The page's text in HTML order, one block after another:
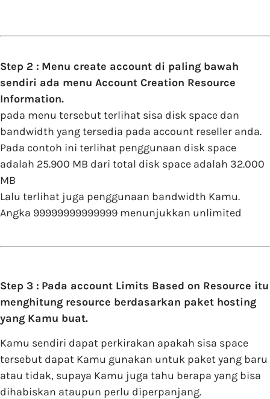
Step 2 : Menu create account di paling bawah
sendiri ada menu Account Creation Resource
Information.
pada menu tersebut terlihat sisa disk space dan
bandwidth yang tersedia pada account reseller anda.
Pada contoh ini terlihat penggunaan disk space
adalah 25.900 MB dari total disk space adalah 32.000
MB
Lalu terlihat juga penggunaan bandwidth Kamu.
Angka 99999999999999 menunjukkan unlimited
Step 3 : Pada account Limits Based on Resource itu
menghitung resource berdasarkan paket hosting
yang Kamu buat.
Kamu sendiri dapat perkirakan apakah sisa space
tersebut dapat Kamu gunakan untuk paket yang baru
atau tidak, supaya Kamu juga tahu berapa yang bisa
dihabiskan ataupun perlu diperpanjang.